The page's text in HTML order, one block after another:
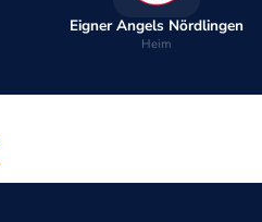
Eigner Angels Nördlingen
Heim